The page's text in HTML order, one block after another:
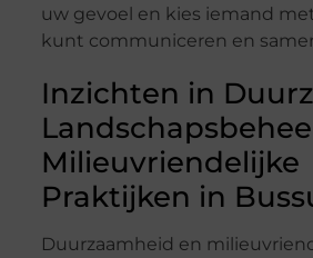
uw gevoel en kies iemand
kunt communiceren en
Inzichten in
Milieuvriendelijke
Praktijken in
Duurzaamheid en